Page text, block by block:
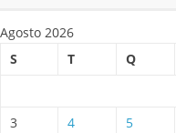
Agosto 2026
S
T Q
3
4 5